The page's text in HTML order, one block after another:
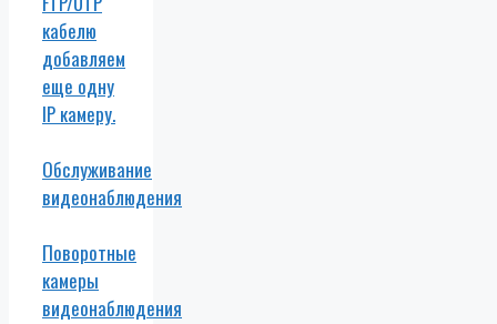
кабелю
добавляем
еще одну
IP камеру.
Обслуживание
видеонаблюдения
Поворотные
камеры
видеонаблюдения